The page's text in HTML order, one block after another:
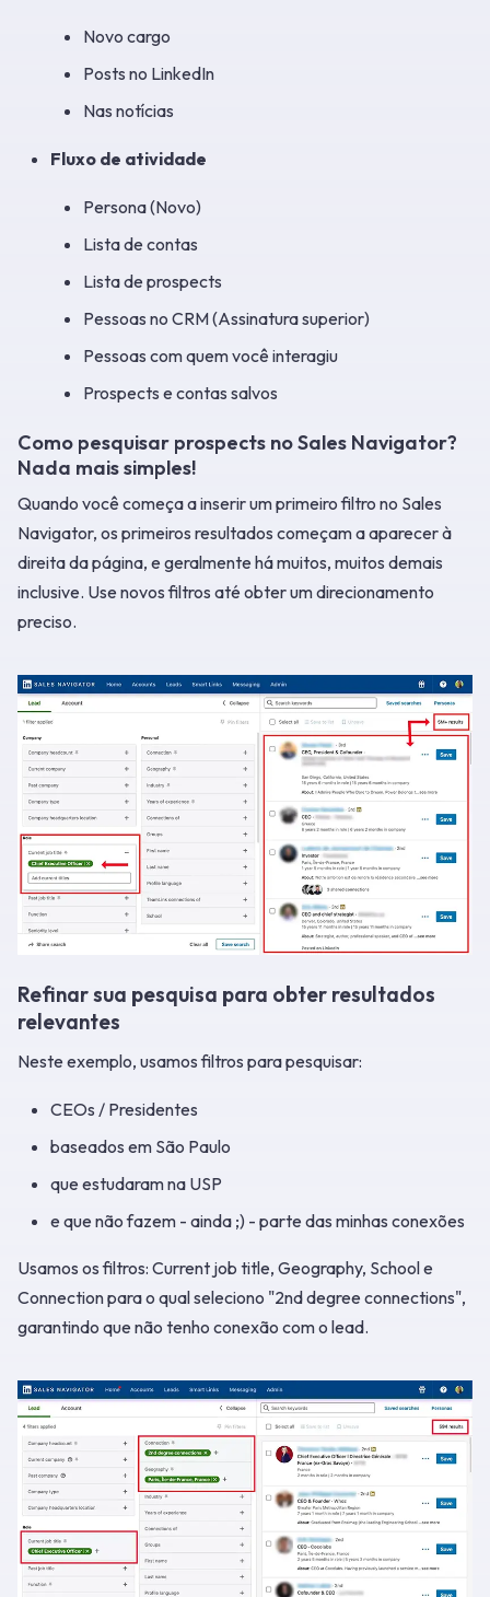
Novo cargo
Posts no LinkedIn
Nas notícias
Fluxo de atividade
Persona (Novo)
Lista de contas
Lista de prospects
Pessoas no CRM (Assinatura superior)
Pessoas com quem você interagiu
Prospects e contas salvos
Como pesquisar prospects no Sales Navigator?
Nada mais simples!
Quando você começa a inserir um primeiro filtro no Sales
Navigator, os primeiros resultados começam a aparecer à
direita da página, e geralmente há muitos, muitos demais
inclusive. Use novos filtros até obter um direcionamento
preciso.
Refinar sua pesquisa para obter resultados
relevantes
Neste exemplo, usamos filtros para pesquisar:
CEOs / Presidentes
baseados em São Paulo
que estudaram na USP
e que não fazem - ainda ;) - parte das minhas conexões
Usamos os filtros: Current job title, Geography, School e
Connection para o qual seleciono "2nd degree connections",
garantindo que não tenho conexão com o lead.